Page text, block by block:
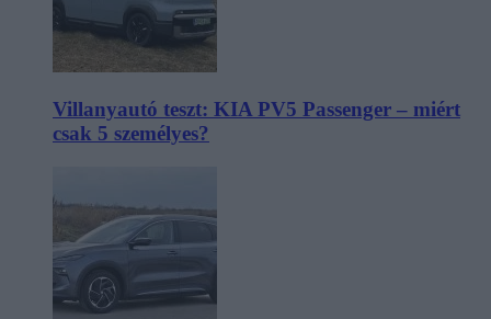
Villanyautó teszt: KIA PV5 Passenger – miért
csak 5 személyes?